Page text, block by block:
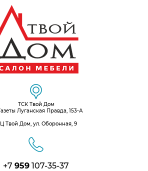
ТСК Твой Дом
Луганская Правда, 153-А
Твой Дом, ул. Оборонная, 9
+7 959 107-35-37